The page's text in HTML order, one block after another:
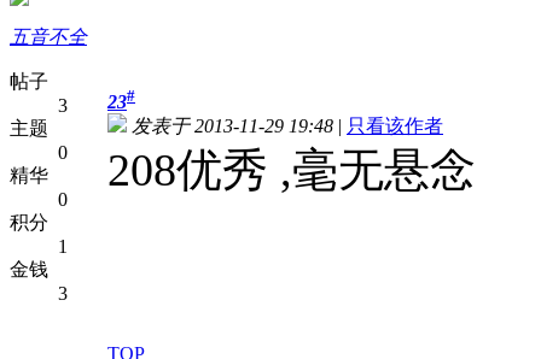
五音不全
帖子
3
主题
0
精华
0
积分
1
金钱
3
23#
发表于 2013-11-29 19:48 | 只看该作者
208优秀 ,毫无悬念
TOP